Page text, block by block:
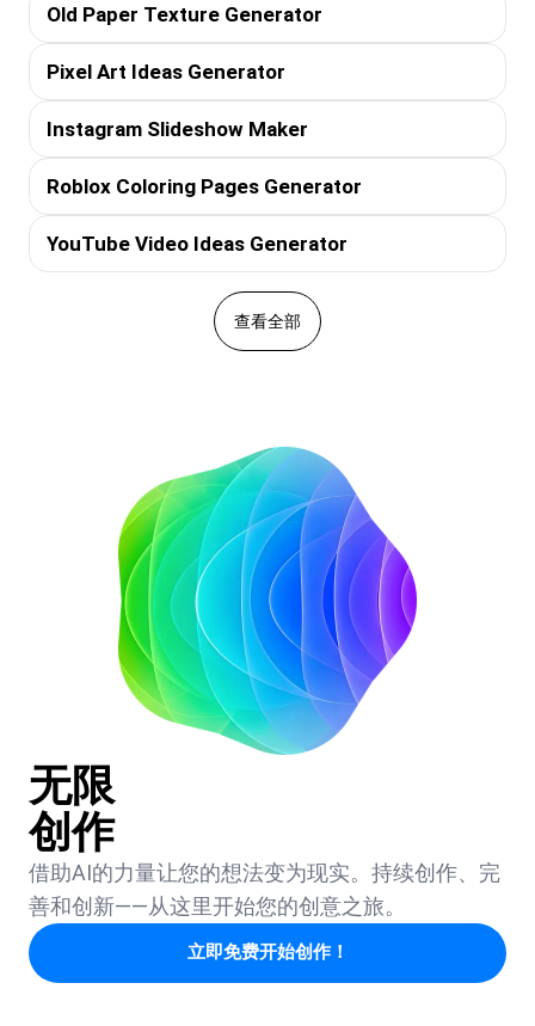
Old Paper Texture Generator
Pixel Art Ideas Generator
Instagram Slideshow Maker
Roblox Coloring Pages Generator
YouTube Video Ideas Generator
查看全部
无限
创作
借助AI的力量让您的想法变为现实。持续创作、完
善和创新——从这里开始您的创意之旅。
立即免费开始创作！